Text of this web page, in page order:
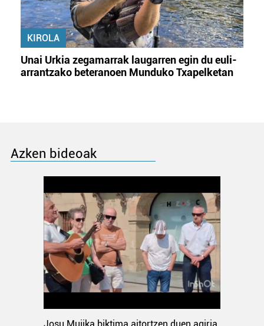
KIROLA
Unai Urkia zegamarrak laugarren egin du euli-
arrantzako beteranoen Munduko Txapelketan
Azken bideoak
Josu Mujika biktima aitortzen duen agiria